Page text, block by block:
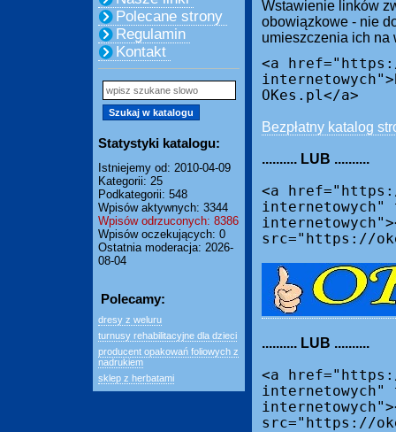
Polecane strony
Regulamin
Kontakt
Statystyki katalogu:
Istniejemy od: 2010-04-09
Kategorii: 25
Podkategorii: 548
Wpisów aktywnych: 3344
Wpisów odrzuconych: 8386
Wpisów oczekujących: 0
Ostatnia moderacja: 2026-
08-04
Polecamy:
dresy z weluru
turnusy rehabilitacyjne dla dzieci
producent opakowań foliowych z
nadrukiem
sklep z herbatami
Wstawienie linków
obowiązkowe - nie
umieszczenia ich na
<a
OKes.pl</a>
Bezpłatny katalog
.......... LUB ..........
<a
internetowych"
src="https://
.......... LUB ..........
<a
internetowych"
src="https://